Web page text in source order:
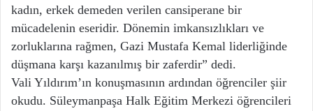
kadın, erkek demeden verilen cansiperane bir
mücadelenin eseridir. Dönemin imkansızlıkları ve
zorluklarına rağmen, Gazi Mustafa Kemal liderliğinde
düşmana karşı kazanılmış bir zaferdir” dedi.
Vali Yıldırım’ın konuşmasının ardından öğrenciler şiir
okudu. Süleymanpaşa Halk Eğitim Merkezi öğrencileri